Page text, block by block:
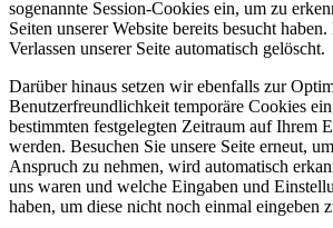
sogenannte Session-Cookies ein, um zu
Seiten unserer Website bereits besucht
Verlassen unserer Seite automatisch gelöscht.
Darüber hinaus setzen wir ebenfalls zur
Benutzerfreundlichkeit temporäre Cookies
bestimmten festgelegten Zeitraum auf Ihrem
werden. Besuchen Sie unsere Seite erneut,
Anspruch zu nehmen, wird automatisch
uns waren und welche Eingaben und
haben, um diese nicht noch einmal eingeben